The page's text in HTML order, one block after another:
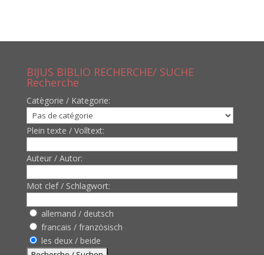
BIJUS BIBLIO RECHERCHE/ SUCHE
Recherche
Catègorie / Kategorie:
Plein texte / Volltext:
Auteur / Autor:
Mot clef / Schlagwort:
allemand / deutsch
francais / französisch
les deux / beide